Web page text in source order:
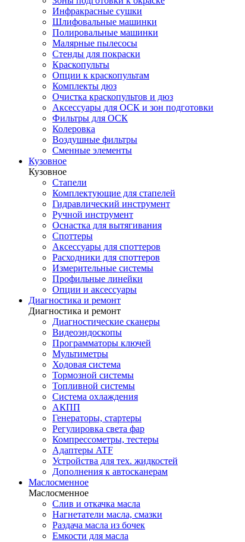
Инфракрасные сушки
Шлифовальные машинки
Полировальные машинки
Малярные пылесосы
Стенды для покраски
Краскопульты
Опции к краскопультам
Комплекты дюз
Очистка краскопультов и дюз
Аксессуары для ОСК и зон подготовки
Фильтры для ОСК
Колеровка
Воздушные фильтры
Сменные элементы
Кузовное
Кузовное
Стапели
Комплектующие для стапелей
Гидравлический инструмент
Ручной инструмент
Оснастка для вытягивания
Споттеры
Аксессуары для споттеров
Расходники для споттеров
Измерительные системы
Профильные линейки
Опции и аксессуары
Диагностика и ремонт
Диагностика и ремонт
Диагностические сканеры
Видеоэндоскопы
Программаторы ключей
Мультиметры
Ходовая система
Тормозной системы
Топливной системы
Система охлаждения
АКПП
Генераторы, стартеры
Регулировка света фар
Компрессометры, тестеры
Адаптеры ATF
Устройства для тех. жидкостей
Дополнения к автосканерам
Маслосменное
Маслосменное
Слив и откачка масла
Нагнетатели масла, смазки
Раздача масла из бочек
Емкости для масла